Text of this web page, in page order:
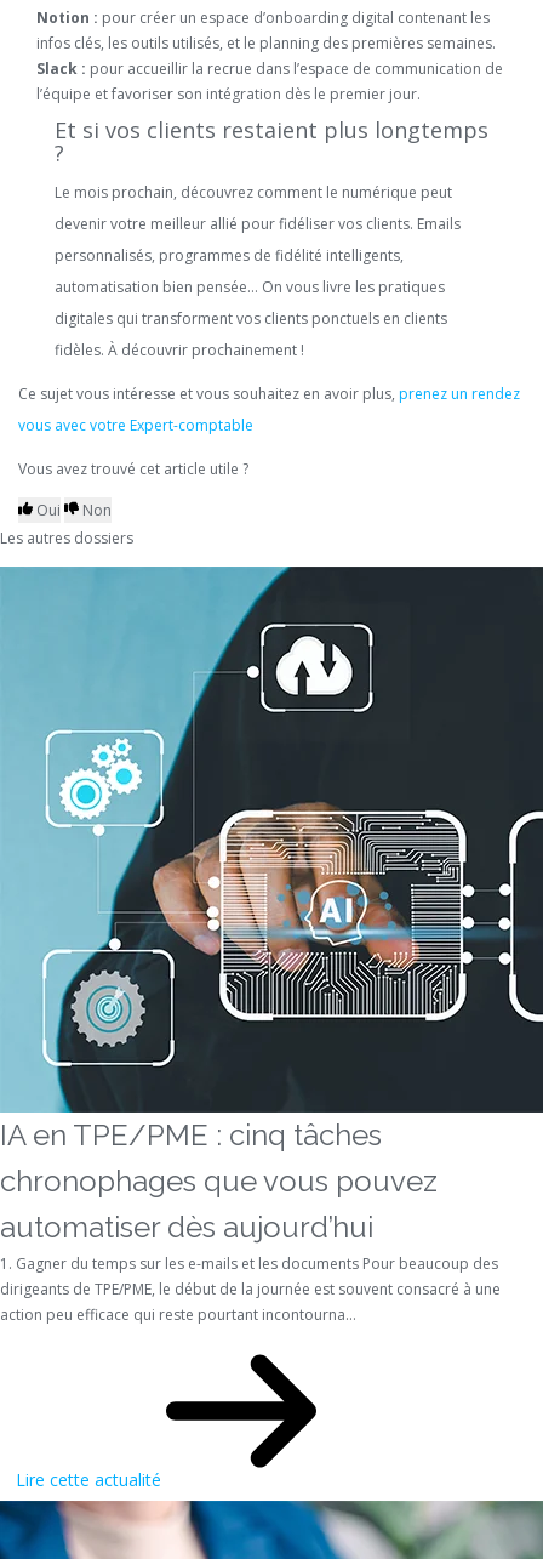
Notion : pour créer un espace d’onboarding digital contenant les
infos clés, les outils utilisés, et le planning des premières semaines.
Slack : pour accueillir la recrue dans l’espace de communication de
l’équipe et favoriser son intégration dès le premier jour.
Et si vos clients restaient plus longtemps
?
Le mois prochain, découvrez comment le numérique peut
devenir votre meilleur allié pour fidéliser vos clients. Emails
personnalisés, programmes de fidélité intelligents,
automatisation bien pensée… On vous livre les pratiques
digitales qui transforment vos clients ponctuels en clients
fidèles. À découvrir prochainement !
Ce sujet vous intéresse et vous souhaitez en avoir plus, prenez un rendez
vous avec votre Expert-comptable
Vous avez trouvé cet article utile ?
Oui
Non
Les autres dossiers
IA en TPE/PME : cinq tâches
chronophages que vous pouvez
automatiser dès aujourd’hui
1. Gagner du temps sur les e-mails et les documents Pour beaucoup des
dirigeants de TPE/PME, le début de la journée est souvent consacré à une
action peu efficace qui reste pourtant incontourna...
Lire cette actualité